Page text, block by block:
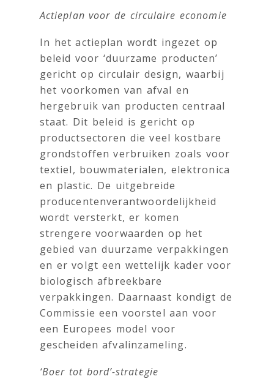
Actieplan voor de circulaire economie
In het actieplan wordt ingezet op
beleid voor ‘duurzame producten’
gericht op circulair design, waarbij
het voorkomen van afval en
hergebruik van producten centraal
staat. Dit beleid is gericht op
productsectoren die veel kostbare
grondstoffen verbruiken zoals voor
textiel, bouwmaterialen, elektronica
en plastic. De uitgebreide
producentenverantwoordelijkheid
wordt versterkt, er komen
strengere voorwaarden op het
gebied van duurzame verpakkingen
en er volgt een wettelijk kader voor
biologisch afbreekbare
verpakkingen. Daarnaast kondigt de
Commissie een voorstel aan voor
een Europees model voor
gescheiden afvalinzameling.
‘Boer tot bord’-strategie